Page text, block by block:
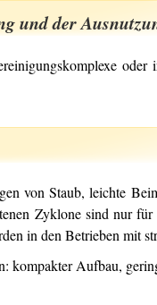
und der
oder
von Staub, leichte
Zyklone sind nur
in den Betrieben mit
kompakter Aufbau,